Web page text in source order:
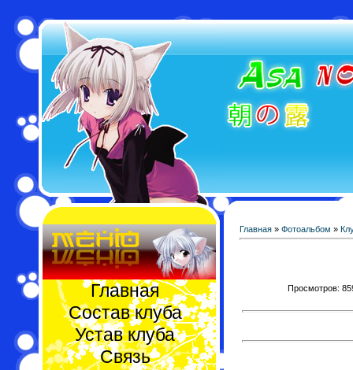
Главная
Состав клуба
Устав клуба
Связь
Главная » Фотоальбом »
Просмотров: